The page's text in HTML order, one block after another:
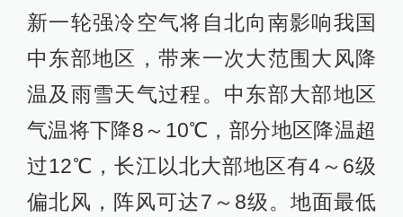
新一轮强冷空气将自北向南影响我国
中东部地区，带来一次大范围大风降
温及雨雪天气过程。中东部大部地区
气温将下降8～10℃，部分地区降温超
过12℃，长江以北大部地区有4～6级
偏北风，阵风可达7～8级。地面最低